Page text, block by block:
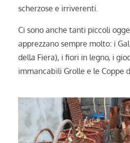
scherzose e irriverenti.
Ci sono anche tanti piccoli
apprezzano sempre molto: i
della Fiera), i fiori in legno, i
immancabili Grolle e le Coppe